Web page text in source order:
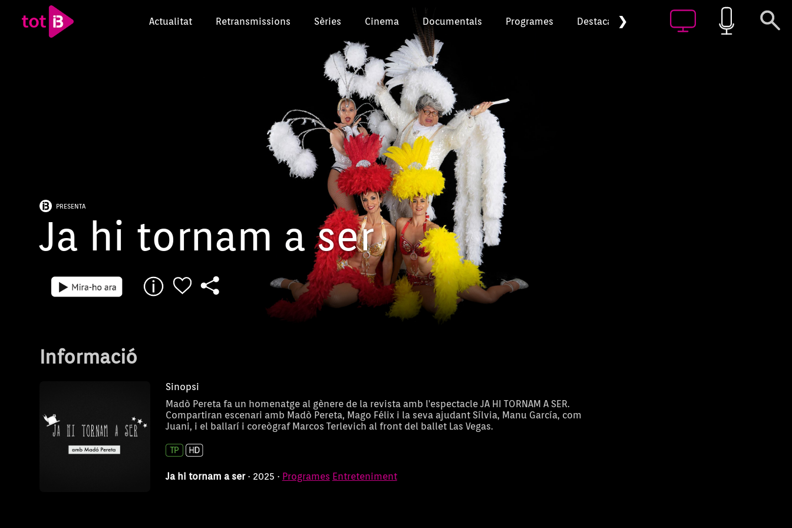
Actualitat Retransmissions Sèries Cinema Documentals Programes Destacat ❯
PRESENTA
Ja hi tornam a ser
Informació
Sinopsi
Madò Pereta fa un homenatge al gènere de la revista amb l'espectacle JA HI TORNAM A SER.
Compartiran escenari amb Madò Pereta, Mago Félix i la seva ajudant Sílvia, Manu García, com
Juani, i el ballarí i coreògraf Marcos Terlevich al front del ballet Las Vegas.
Ja hi tornam a ser · 2025 · Programes Entreteniment